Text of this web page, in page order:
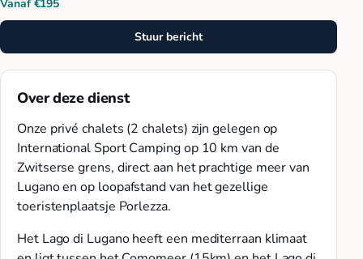
Vanaf €195
Stuur bericht
Over deze dienst
Onze privé chalets (2 chalets) zijn gelegen op
International Sport Camping op 10 km van de
Zwitserse grens, direct aan het prachtige meer van
Lugano en op loopafstand van het gezellige
toeristenplaatsje Porlezza.
Het Lago di Lugano heeft een mediterraan klimaat